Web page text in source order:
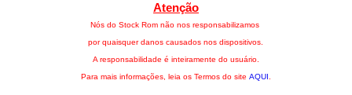
Atenção
Nós do Stock Rom não nos responsabilizamos
por quaisquer danos causados nos dispositivos.
A responsabilidade é inteiramente do usuário.
Para mais informações, leia os Termos do site AQUI